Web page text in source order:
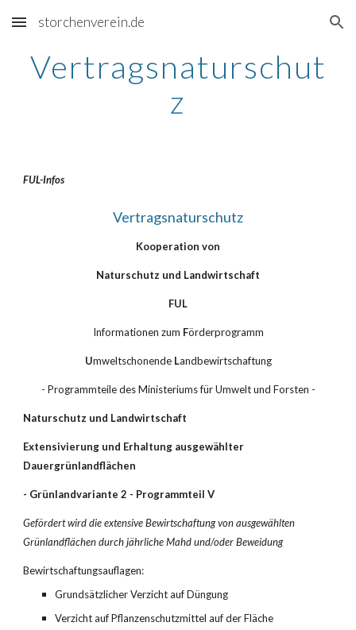
Skip to main content Skip to navigation
storchenverein.de
Vertragsnaturschut
z
FUL-Infos
Vertragsnaturschutz
Kooperation von
Naturschutz und Landwirtschaft
FUL
Informationen zum Förderprogramm
Umweltschonende Landbewirtschaftung
- Programmteile des Ministeriums für Umwelt und Forsten -
Naturschutz und Landwirtschaft
Extensivierung und Erhaltung ausgewählter
Dauergrünlandflächen
- Grünlandvariante 2 - Programmteil V
Gefördert wird die extensive Bewirtschaftung von ausgewählten
Grünlandflächen durch jährliche Mahd und/oder Beweidung
Bewirtschaftungsauflagen:
Grundsätzlicher Verzicht auf Düngung
Verzicht auf Pflanzenschutzmittel auf der Fläche